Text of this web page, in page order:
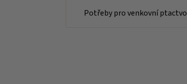
Potřeby pro venkovní ptactvo